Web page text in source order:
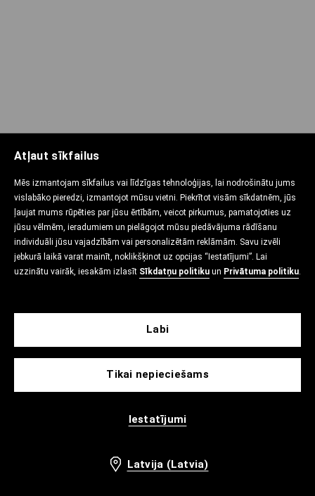
Atļaut sīkfailus
Mēs izmantojam sīkfailus vai līdzīgas tehnoloģijas, lai nodrošinātu jums
vislabāko pieredzi, izmantojot mūsu vietni. Piekrītot visām sīkdatnēm, jūs
ļaujat mums rūpēties par jūsu ērtībām, veicot pirkumus, pamatojoties uz
jūsu vēlmēm, ieradumiem un pielāgojot mūsu piedāvājuma rādīšanu
individuāli jūsu vajadzībām vai personalizētām reklāmām. Savu izvēli
jebkurā laikā varat mainīt, noklikšķinot uz opcijas “Iestatījumi”. Lai
uzzinātu vairāk, iesakām izlasīt Sīkdatņu politiku un Privātuma politiku.
Tikai nepieciešams
Iestatījumi
Labi
Latvija (Latvia)